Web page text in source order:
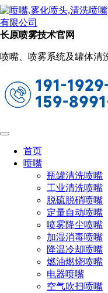
长原喷雾技术官网
喷嘴、喷雾系统及罐体清
首页
喷嘴
瓶罐清洗喷嘴
工业清洗喷嘴
脱硫脱硝喷嘴
定量自动喷嘴
喷雾降尘喷嘴
加湿消毒喷嘴
降温冷却喷嘴
燃油燃烧喷嘴
电器喷嘴
空气吹扫喷嘴
新闻动态
当前位置：
200L铁桶内外清
2025-07-11 09:40:37 阅读
针对 200L铁桶 的内外壁
洗一体机，以下是几个
一、标准型：200L铁桶
设备特点：
适用对象：200L标准铁
清洗方式：高压水清洗
（外壁）
控制系统：PLC程序控
耗水量：约80~150L/桶
效率：1~2分钟/桶